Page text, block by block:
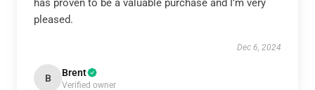
has proven to be a valuable purchase and I’m very
pleased.
Dec 6, 2024
B Brent
Verified owner